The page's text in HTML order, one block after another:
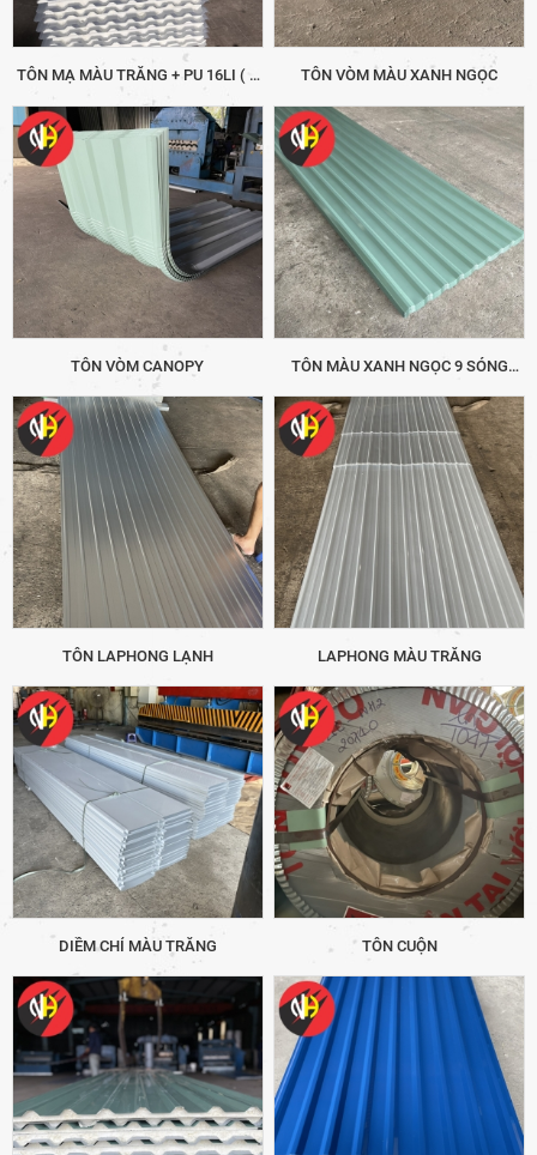
TÔN MẠ MÀU TRẮNG + PU 16LI ( 9
SÓNG)
TÔN VÒM MÀU XANH NGỌC
TÔN VÒM CANOPY
TÔN MÀU XANH NGỌC 9 SÓNG
TÔN LAPHONG LẠNH LAPHONG MÀU TRẮNG
DIỀM CHỈ MÀU TRẮNG TÔN CUỘN